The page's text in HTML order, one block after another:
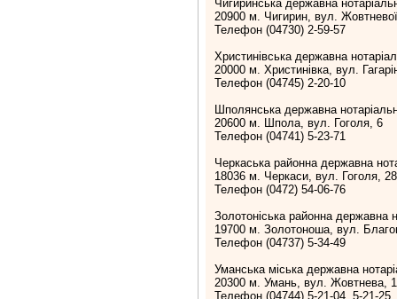
Чигиринська державна
20900 м. Чигирин, вул.
Телефон (04730) 2-59-57
Христинівська державна
20000 м. Христинівка, вул.
Телефон (04745) 2-20-10
Шполянська державна
20600 м. Шпола, вул. Гоголя, 6
Телефон (04741) 5-23-71
Черкаська районна державна
18036 м. Черкаси, вул. Гоголя,
Телефон (0472) 54-06-76
Золотоніська районна державна
19700 м. Золотоноша, вул.
Телефон (04737) 5-34-49
Уманська міська державна
20300 м. Умань, вул. Жовтнева, 1
Телефон (04744) 5-21-04, 5-21-25